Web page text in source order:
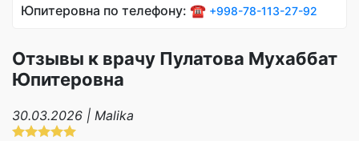
Юпитеровна по телефону: ☎️ +998-78-113-27-92
Отзывы к врачу Пулатова Мухаббат
Юпитеровна
30.03.2026 | Malika